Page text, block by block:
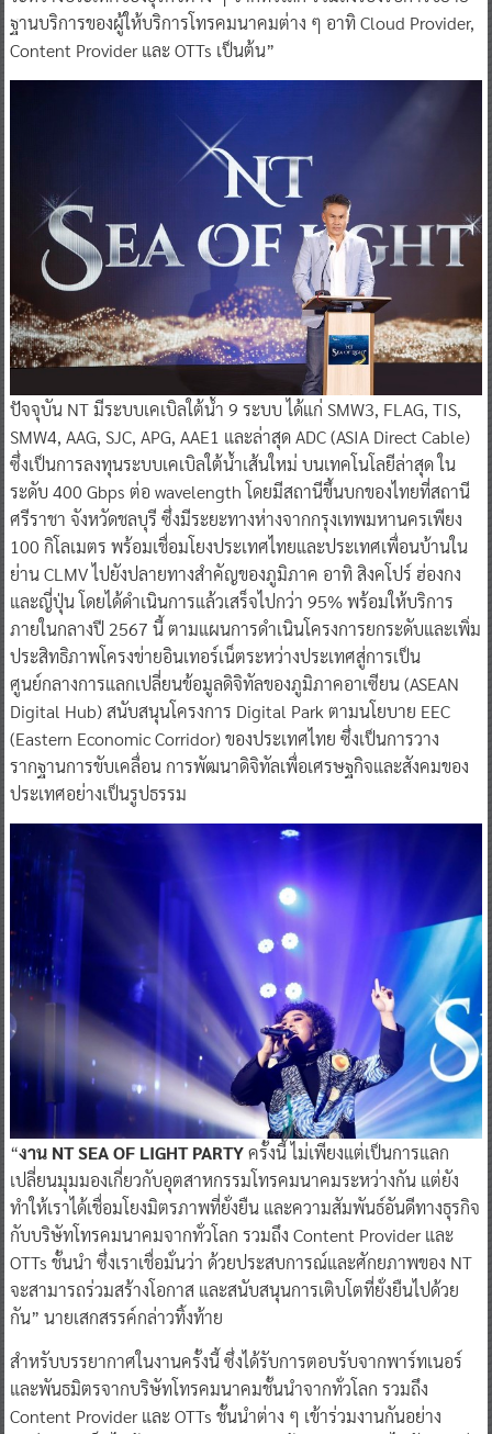
ฐานบริการของผู้ให้บริการโทรคมนาคมต่าง ๆ อาทิ Cloud Provider,
Content Provider และ OTTs เป็นต้น”
ปัจจุบัน NT มีระบบเคเบิลใต้น้ำ 9 ระบบ ได้แก่ SMW3, FLAG, TIS,
SMW4, AAG, SJC, APG, AAE1 และล่าสุด ADC (ASIA Direct Cable)
ซึ่งเป็นการลงทุนระบบเคเบิลใต้น้ำเส้นใหม่ บนเทคโนโลยีล่าสุด ใน
ระดับ 400 Gbps ต่อ wavelength โดยมีสถานีขึ้นบกของไทยที่สถานี
ศรีราชา จังหวัดชลบุรี ซึ่งมีระยะทางห่างจากกรุงเทพมหานครเพียง
100 กิโลเมตร พร้อมเชื่อมโยงประเทศไทยและประเทศเพื่อนบ้านใน
ย่าน CLMV ไปยังปลายทางสำคัญของภูมิภาค อาทิ สิงคโปร์ ฮ่องกง
และญี่ปุ่น โดยได้ดำเนินการแล้วเสร็จไปกว่า 95% พร้อมให้บริการ
ภายในกลางปี 2567 นี้ ตามแผนการดำเนินโครงการยกระดับและเพิ่ม
ประสิทธิภาพโครงข่ายอินเทอร์เน็ตระหว่างประเทศสู่การเป็น
ศูนย์กลางการแลกเปลี่ยนข้อมูลดิจิทัลของภูมิภาคอาเซียน (ASEAN
Digital Hub) สนับสนุนโครงการ Digital Park ตามนโยบาย EEC
(Eastern Economic Corridor) ของประเทศไทย ซึ่งเป็นการวาง
รากฐานการขับเคลื่อน การพัฒนาดิจิทัลเพื่อเศรษฐกิจและสังคมของ
ประเทศอย่างเป็นรูปธรรม
“งาน NT SEA OF LIGHT PARTYครั้งนี้ ไม่เพียงแต่เป็นการแลก
เปลี่ยนมุมมองเกี่ยวกับอุตสาหกรรมโทรคมนาคมระหว่างกัน แต่ยัง
ทำให้เราได้เชื่อมโยงมิตรภาพที่ยั่งยืน และความสัมพันธ์อันดีทางธุรกิจ
กับบริษัทโทรคมนาคมจากทั่วโลก รวมถึง Content Provider และ
OTTs ชั้นนำ ซึ่งเราเชื่อมั่นว่า ด้วยประสบการณ์และศักยภาพของ NT
จะสามารถร่วมสร้างโอกาส และสนับสนุนการเติบโตที่ยั่งยืนไปด้วย
กัน” นายเสกสรรค์กล่าวทิ้งท้าย
สำหรับบรรยากาศในงานครั้งนี้ ซึ่งได้รับการตอบรับจากพาร์ทเนอร์
และพันธมิตรจากบริษัทโทรคมนาคมชั้นนำจากทั่วโลก รวมถึง
Content Provider และ OTTs ชั้นนำต่าง ๆ เข้าร่วมงานกันอย่าง